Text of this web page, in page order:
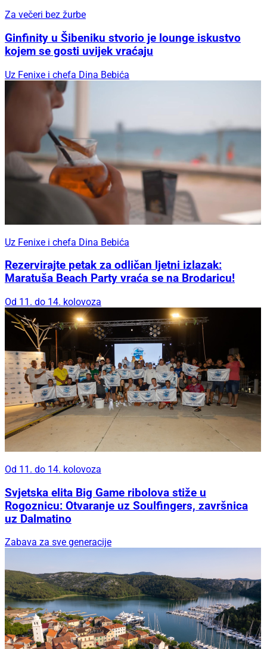
Za večeri bez žurbe
Ginfinity u Šibeniku stvorio je lounge iskustvo
kojem se gosti uvijek vraćaju
Uz Fenixe i chefa Dina Bebića
Uz Fenixe i chefa Dina Bebića
Rezervirajte petak za odličan ljetni izlazak:
Maratuša Beach Party vraća se na Brodaricu!
Od 11. do 14. kolovoza
Od 11. do 14. kolovoza
Svjetska elita Big Game ribolova stiže u
Rogoznicu: Otvaranje uz Soulfingers, završnica
uz Dalmatino
Zabava za sve generacije